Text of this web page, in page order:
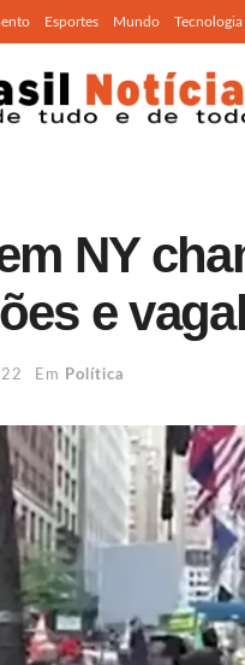
Esportes Mundo Tecnologia
NY
e
Em Política